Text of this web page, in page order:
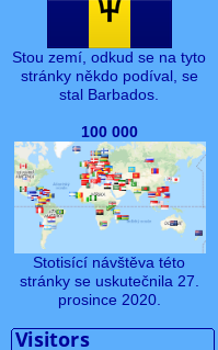
Stou zemí, odkud se na tyto
stránky někdo podíval, se
stal Barbados.
100 000
Stotisící návštěva této
stránky se uskutečnila 27.
prosince 2020.